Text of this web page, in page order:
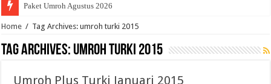
Paket Umroh Agustus 2026
Home / Tag Archives: umroh turki 2015
Tag Archives: umroh turki 2015
Umroh Plus Turki Januari 2015